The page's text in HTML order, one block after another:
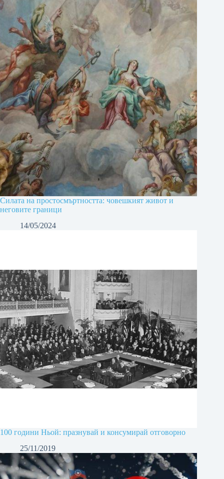
Силата на простосмъртността: човешкият живот и
неговите граници
14/05/2024
100 години Ньой: празнувай и консумирай отговорно
25/11/2019